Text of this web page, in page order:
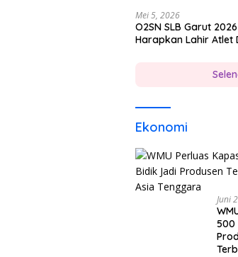
Mei 5, 2026
O2SN SLB Garut
Harapkan Lahir Atlet
Ekonomi
Juni
500